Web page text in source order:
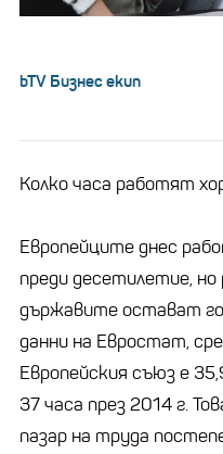
bTV Бизнес екип
Колко часа работят
Европейците днес
преди десетилетие,
държавите остават
данни на Евростат,
Европейския съюз е
37 часа през 2014 г.
пазар на труда